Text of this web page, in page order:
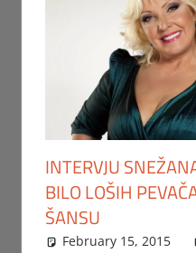
INTERVJU
BILO LOŠIH
ŠANSU
February 15, 2015